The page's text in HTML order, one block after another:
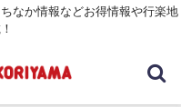
なか情報などお得情報や行楽地